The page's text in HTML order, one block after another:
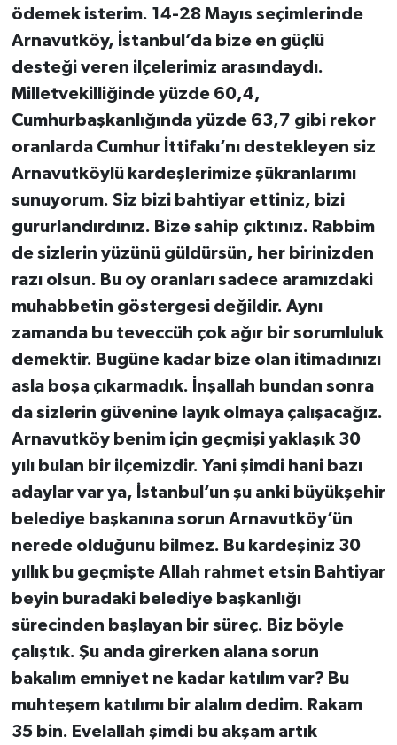
ödemek isterim. 14-28 Mayıs seçimlerinde
Arnavutköy, İstanbul’da bize en güçlü
desteği veren ilçelerimiz arasındaydı.
Milletvekilliğinde yüzde 60,4,
Cumhurbaşkanlığında yüzde 63,7 gibi rekor
oranlarda Cumhur İttifakı’nı destekleyen siz
Arnavutköylü kardeşlerimize şükranlarımı
sunuyorum. Siz bizi bahtiyar ettiniz, bizi
gururlandırdınız. Bize sahip çıktınız. Rabbim
de sizlerin yüzünü güldürsün, her birinizden
razı olsun. Bu oy oranları sadece aramızdaki
muhabbetin göstergesi değildir. Aynı
zamanda bu teveccüh çok ağır bir sorumluluk
demektir. Bugüne kadar bize olan itimadınızı
asla boşa çıkarmadık. İnşallah bundan sonra
da sizlerin güvenine layık olmaya çalışacağız.
Arnavutköy benim için geçmişi yaklaşık 30
yılı bulan bir ilçemizdir. Yani şimdi hani bazı
adaylar var ya, İstanbul’un şu anki büyükşehir
belediye başkanına sorun Arnavutköy’ün
nerede olduğunu bilmez. Bu kardeşiniz 30
yıllık bu geçmişte Allah rahmet etsin Bahtiyar
beyin buradaki belediye başkanlığı
sürecinden başlayan bir süreç. Biz böyle
çalıştık. Şu anda girerken alana sorun
bakalım emniyet ne kadar katılım var? Bu
muhteşem katılımı bir alalım dedim. Rakam
35 bin. Evelallah şimdi bu akşam artık